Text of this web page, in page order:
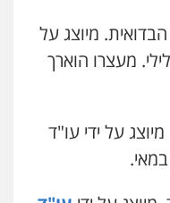
הבדואית. מיוצג על
מעצרו הוארך
מיוצג על ידי עו"ד
דין